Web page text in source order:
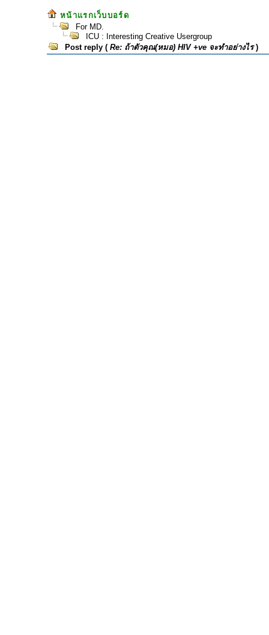
หน้าแรกเว็บบอร์ด
For MD.
ICU : Interesting Creative Usergroup
Post reply ( Re: ถ้าตัวคุณ(หมอ) HIV +ve จะทำอย่างไร)